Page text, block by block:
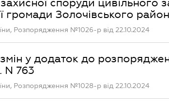
споруди цивільного
громади Золочівського
Розпорядження №1026-р від 22.10.2024
у додаток до
N 763
Розпорядження №1028-р від 22.10.2024